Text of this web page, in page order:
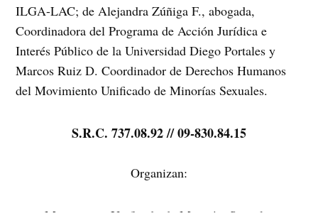
ILGA-LAC; de Alejandra Zúñiga F., abogada,
Coordinadora del Programa de Acción Jurídica e
Interés Público de la Universidad Diego Portales y
Marcos Ruiz D. Coordinador de Derechos Humanos
del Movimiento Unificado de Minorías Sexuales.
S.R.C. 737.08.92 // 09-830.84.15
Organizan: